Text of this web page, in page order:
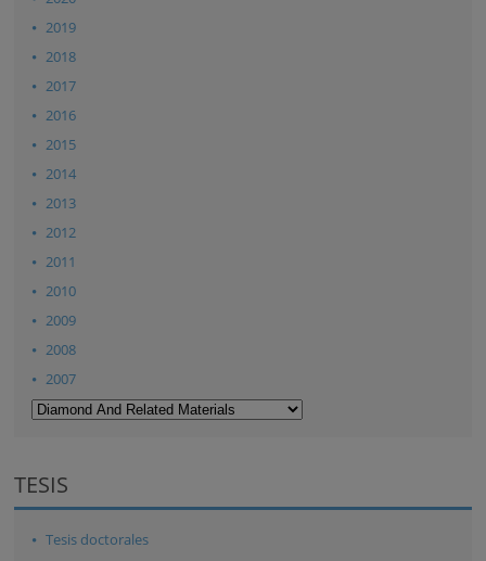
2019
2018
2017
2016
2015
2014
2013
2012
2011
2010
2009
2008
2007
TESIS
Tesis doctorales